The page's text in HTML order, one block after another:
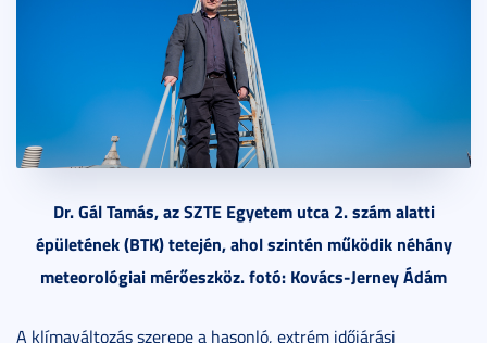
Dr. Gál Tamás, az SZTE Egyetem utca 2. szám alatti
épületének (BTK) tetején, ahol szintén működik néhány
meteorológiai mérőeszköz. fotó: Kovács-Jerney Ádám
A klímaváltozás szerepe a hasonló, extrém időjárási